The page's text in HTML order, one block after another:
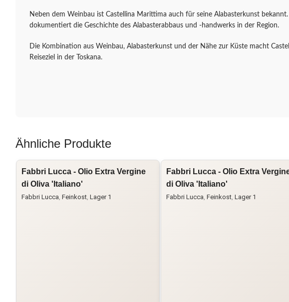
Neben dem Weinbau ist Castellina Marittima auch für seine Alabasterkunst
dokumentiert die Geschichte des Alabasterabbaus und -handwerks in der Region.
Die Kombination aus Weinbau, Alabasterkunst und der Nähe zur Küste macht
Reiseziel in der Toskana.
Ähnliche Produkte
Fabbri Lucca - Olio Extra Vergine
di Oliva 'Italiano'
Fabbri Lucca, Feinkost, Lager 1
Fabbri Lucca - Olio Extra
di Oliva 'Italiano'
Fabbri Lucca, Feinkost, Lager 1